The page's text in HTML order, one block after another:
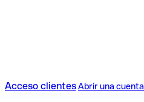
Acceso clientesAbrir una cuenta